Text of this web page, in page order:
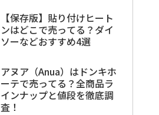
【保存版】貼り付けヒート
ンはどこで売ってる？ダイ
ソーなどおすすめ4選
アヌア（Anua）はドンキホ
ーテで売ってる？全商品ラ
インナップと値段を徹底調
査！